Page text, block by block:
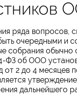
ряда вопросов,
очередными и
собрания обычно
ФЗ об ООО
2 до 4 месяцев
дальнейшего